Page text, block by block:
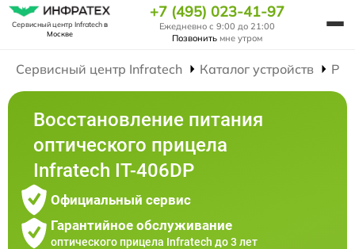
Сервисный центр Infratechв
Москве
+7 (495) 023-41-97
Ежедневно с 9:00 до 21:00
Позвонить мне утром
Сервисный центр Infratech Каталог устройств
Восстановление питания
оптического прицела
Infratech IT-406DP
Официальный сервис
Гарантийное обслуживание
оптического прицела Infratech до 3 лет